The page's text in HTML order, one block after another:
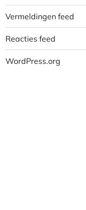
Vermeldingen feed
Reacties feed
WordPress.org